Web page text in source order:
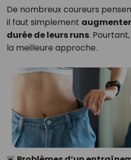
De nombreux coureurs
il faut simplement
durée de leurs runs.
la meilleure approche.